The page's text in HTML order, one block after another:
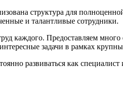
структура для
и талантливые сотрудники.
каждого. Предоставляем
задачи в рамках
развиваться как